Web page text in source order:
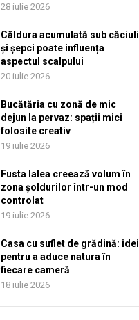
28 iulie 2026
Căldura acumulată sub căciuli
și șepci poate influența
aspectul scalpului
20 iulie 2026
Bucătăria cu zonă de mic
dejun la pervaz: spații mici
folosite creativ
19 iulie 2026
Fusta lalea creează volum în
zona șoldurilor într-un mod
controlat
19 iulie 2026
Casa cu suflet de grădină: idei
pentru a aduce natura în
fiecare cameră
18 iulie 2026